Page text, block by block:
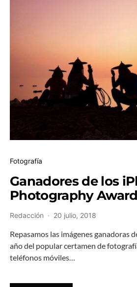
Fotografía
Ganadores de los
Photography
Redacción 20 julio, 2018
Repasamos las imágenes ganadoras
año del popular certamen de
teléfonos móviles…